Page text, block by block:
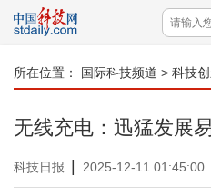
所在位置： 国际科技频道 > 科技
无线充电：迅猛发展
科技日报 2025-12-11 01:45:00